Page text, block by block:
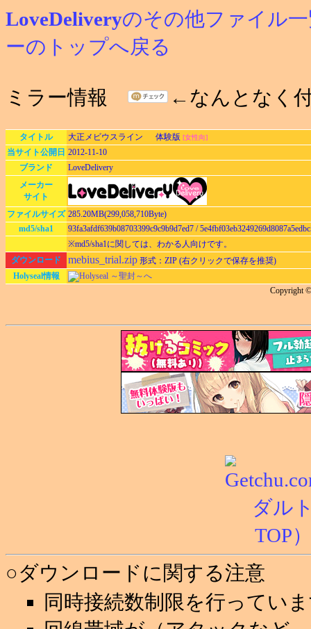
LoveDeliveryのその他ファイル
ーのトップへ戻る
ミラー情報 ←なんとなく
タイトル 大正メビウスライン 体験版 [女性向]
当サイト公開日 2012-11-10
ブランド
LoveDelivery
メーカー
サイト
ファイルサイズ 285.20MB(299,058,710Byte)
md5/sha1
93fa3afdf639b08703399c9c9b9d7ed7 /
※md5/sha1に関しては、わかる人向けです。
ダウンロード
mebius_trial.zip 形式：ZIP (右クリックで保存を推奨)
Holyseal情報
Holyseal ～聖封～へ
Copyright
○ダウンロードに関する注意
同時接続数制限を行ってい